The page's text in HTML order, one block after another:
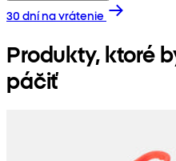
30 dní na vrátenie
Produkty, ktoré
páčiť